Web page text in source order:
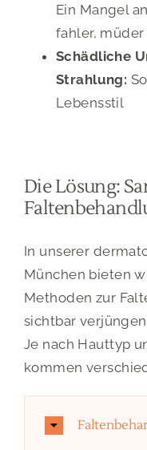
Ein Mangel
fahler,
Schädliche
Strahlung:
Lebensstil
Die Lösung:
In unserer
München bieten
Methoden zur
sichtbar
Je nach Hauttyp
kommen